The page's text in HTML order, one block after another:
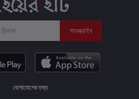
সাবস্ক্রাইব
যোগাযোগের তথ্য